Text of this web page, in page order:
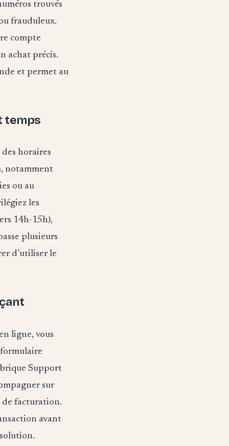
trouvés
frauduleux.
compte
achat précis.
et permet au
temps
horaires
notamment
ou au
les
14h-15h),
plusieurs
d’utiliser le
ligne, vous
Support
sur
de facturation.
avant